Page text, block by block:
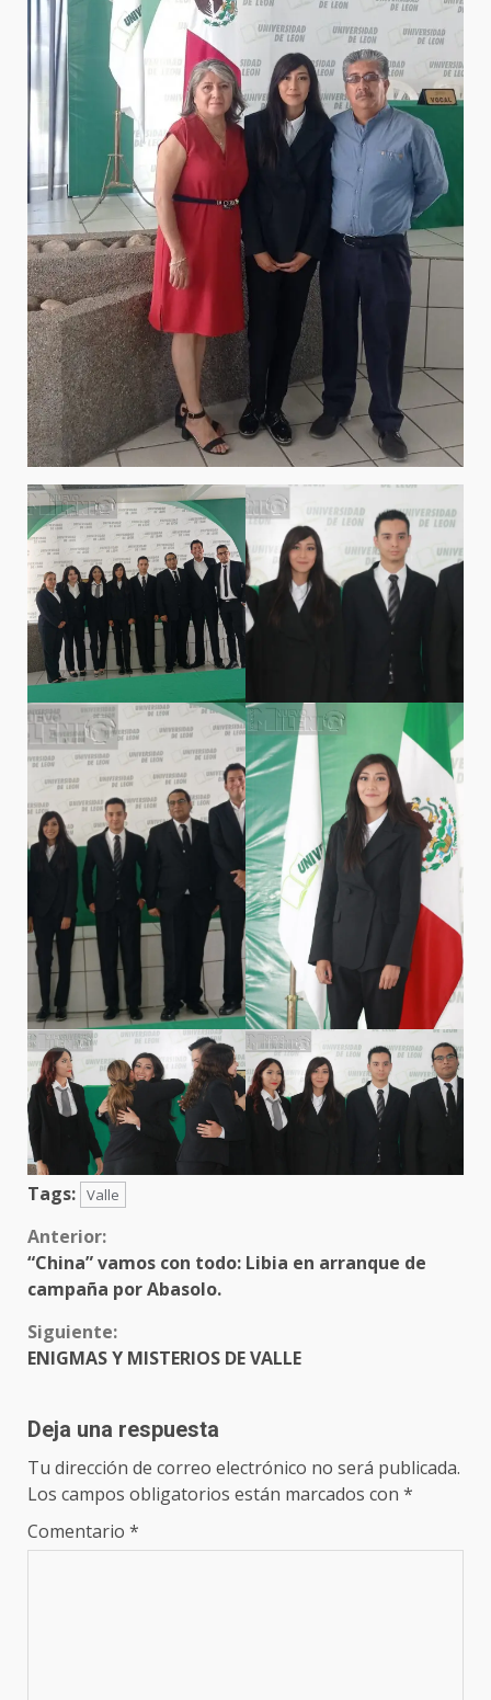
Tags: Valle
Sigue
leyendo
Anterior:
“China” vamos con todo: Libia en arranque de
campaña por Abasolo.
Siguiente:
ENIGMAS Y MISTERIOS DE VALLE
Deja una respuesta
Tu dirección de correo electrónico no será publicada.
Los campos obligatorios están marcados con *
Comentario *